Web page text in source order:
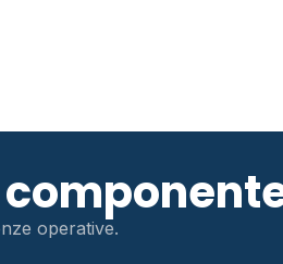
operative.